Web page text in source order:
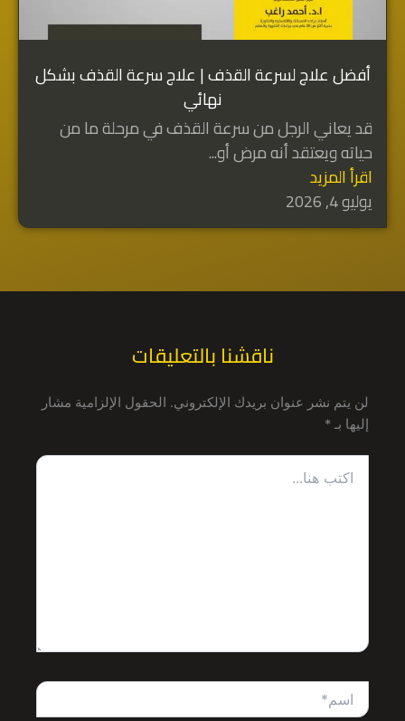
أفضل علاج لسرعة القذف | علاج سرعة القذف بشكل
نهائي
قد يعاني الرجل من سرعة القذف في مرحلة ما من
حياته ويعتقد أنه مرض أو...
اقرأ المزيد
يوليو 4, 2026
ناقشنا بالتعليقات
لن يتم نشر عنوان بريدك الإلكتروني. الحقول الإلزامية مشار
إليها بـ *
هنا...